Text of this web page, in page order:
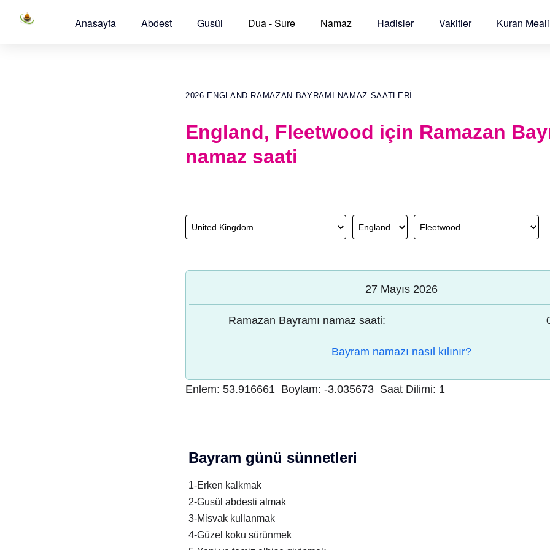
Anasayfa Abdest Gusül Dua - Sure Namaz Hadisler Vakitler Kuran Meali
2026 ENGLAND RAMAZAN BAYRAMI NAMAZ SAATLERI
England, Fleetwood için Ramazan
namaz saati
27 Mayıs 2026
Ramazan Bayramı namaz saati:
Bayram namazı nasıl kılınır?
Enlem: 53.916661 Boylam: -3.035673 Saat Dilimi: 1
Bayram günü sünnetleri
1-Erken kalkmak
2-Gusül abdesti almak
3-Misvak kullanmak
4-Güzel koku sürünmek